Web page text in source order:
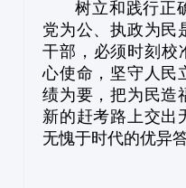
树立和践行正
党为公、执政为民
干部，必须时刻校
心使命，坚守人民
绩为要，把为民造
新的赶考路上交出
无愧于时代的优异答